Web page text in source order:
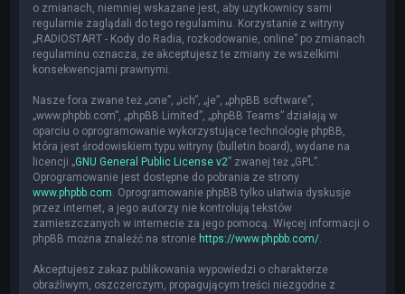
o zmianach, niemniej wskazane jest, aby użytkownicy sami
regularnie zaglądali do tego regulaminu. Korzystanie z witryny
„RADIOSTART - Kody do Radia, rozkodowanie, online” po zmianach
regulaminu oznacza, że akceptujesz te zmiany ze wszelkimi
konsekwencjami prawnymi.
Nasze fora zwane też „one”, „ich”, „je”, „phpBB software”,
„www.phpbb.com”, „phpBB Limited”, „phpBB Teams” działają w
oparciu o oprogramowanie wykorzystujące technologię phpBB,
która jest środowiskiem typu witryny (bulletin board), wydane na
licencji „GNU General Public License v2” zwanej też „GPL”.
Oprogramowanie jest dostępne do pobrania ze strony
www.phpbb.com . Oprogramowanie phpBB tylko ułatwia dyskusje
przez internet, a jego autorzy nie kontrolują tekstów
zamieszczanych w internecie za jego pomocą. Więcej informacji o
phpBB można znaleźć na stronie https://www.phpbb.com/
Akceptujesz zakaz publikowania wypowiedzi o charakterze
obraźliwym, oszczerczym, propagującym treści niezgodne z